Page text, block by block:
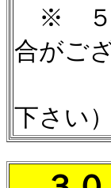
※
５
合がご
（大
下さい）